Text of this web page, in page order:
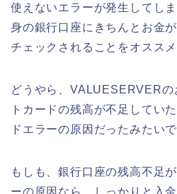
使えないエラーが発生してし
身の銀行口座にきちんとお金
チェックされることをオススメ
どうやら、VALUESERVERの
トカードの残高が不足してい
ドエラーの原因だったみたいで
もしも、銀行口座の残高不足
ーの原因なら、しっかりと入金